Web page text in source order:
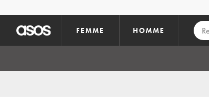
FEMME HOMME